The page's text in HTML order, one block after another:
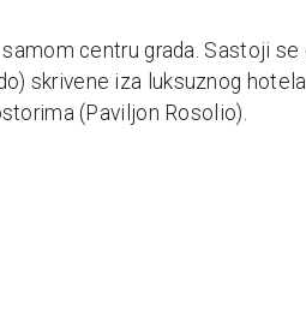
centru grada. Sastoji
skrivene iza luksuznog
(Paviljon Rosolio).